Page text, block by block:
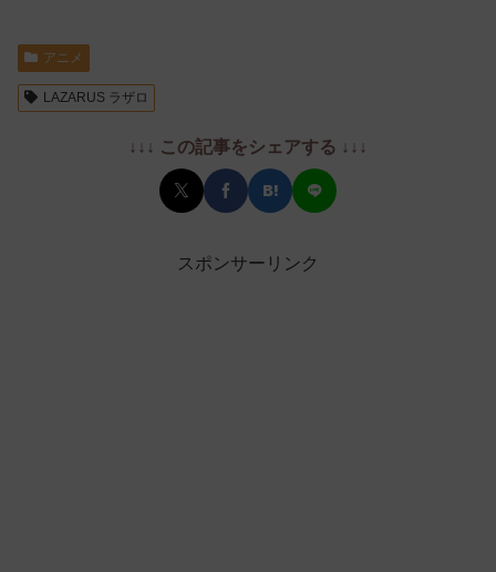
アニメ
LAZARUS ラザロ
↓↓↓ この記事をシェアする ↓↓↓
スポンサーリンク